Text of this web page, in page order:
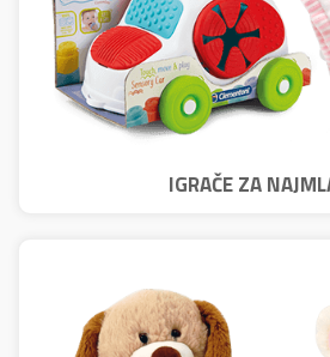
IGRAČE ZA